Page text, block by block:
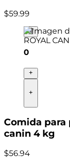
$59.99
0
Comida
canin 4 kg
$56.94